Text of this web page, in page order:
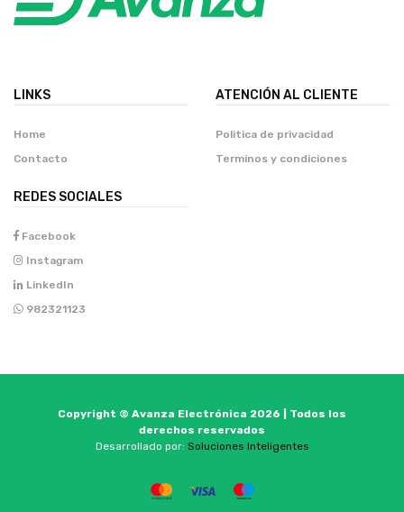
LINKS
Home
Contacto
ATENCIÓN AL CLIENTE
Politica de privacidad
Terminos y condiciones
REDES SOCIALES
Facebook
Instagram
LinkedIn
982321123
Copyright © Avanza Electrónica 2026 | Todos los
derechos reservados
Desarrollado por: Soluciones Inteligentes